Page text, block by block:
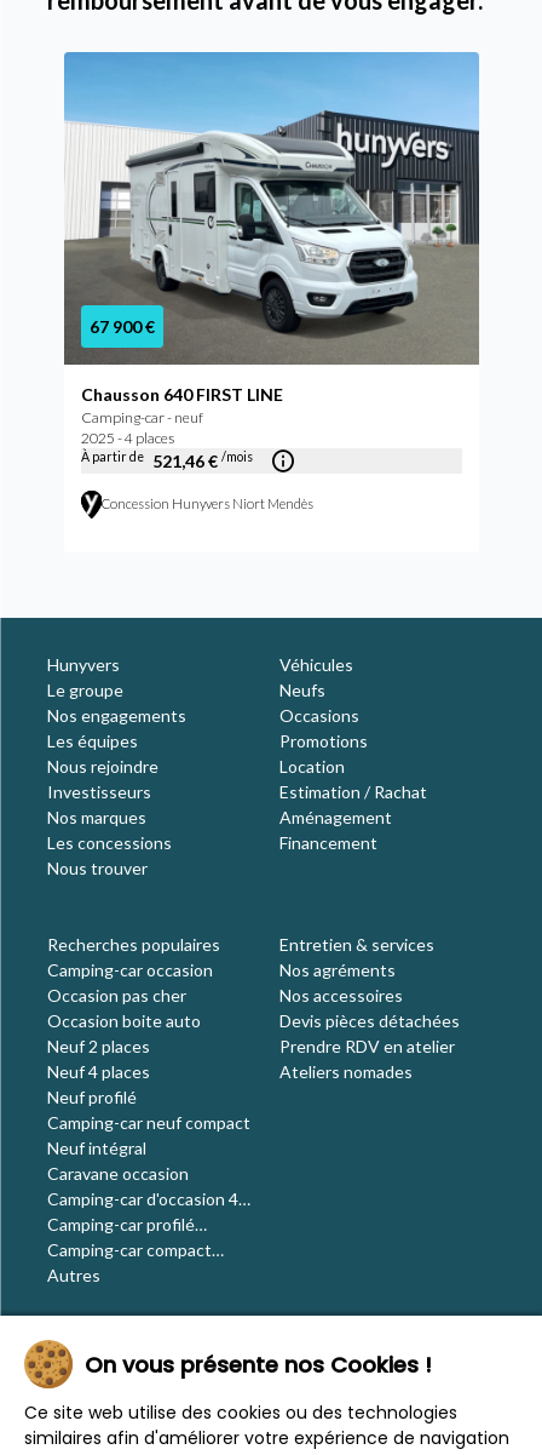
67 900 €
Chausson 640 FIRST LINE
Camping-car - neuf
2025 - 4 places
À partir de 521,46 € /mois
Concession Hunyvers Niort Mendès
Hunyvers
Le groupe
Nos engagements
Les équipes
Nous rejoindre
Investisseurs
Nos marques
Les concessions
Nous trouver
Véhicules
Neufs
Occasions
Promotions
Location
Estimation / Rachat
Aménagement
Financement
Recherches populaires
Camping-car occasion
Occasion pas cher
Occasion boite auto
Neuf 2 places
Neuf 4 places
Neuf profilé
Camping-car neuf compact
Neuf intégral
Caravane occasion
Camping-car d'occasion 4
places
Camping-car profilé
occasion
Camping-car compact
occasion
Autres
Entretien & services
Nos agréments
Nos accessoires
Devis pièces détachées
Prendre RDV en atelier
Ateliers nomades
Le blog
Actualités
Évènements
Nos conseils
On vous présente nos Cookies !
Ce site web utilise des cookies ou des technologies
similaires afin d'améliorer votre expérience de navigation